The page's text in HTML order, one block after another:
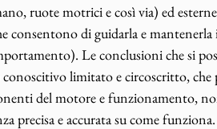
ruote motrici e così via) ed
consentono di guidarla e
Le conclusioni che si
limitato e circoscritto, che
del motore e funzionamento,
precisa e accurata su come